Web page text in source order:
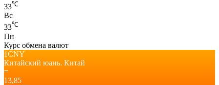
33℃
Вс
33℃
Пн
Курс обмена валют
1CNY
Китайский юань. Китай
=
13,85